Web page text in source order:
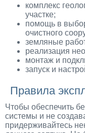
комплекс
участке;
помощь в
очистного
земляные
реализация
монтаж и
запуск и
Правила
Чтобы обеспечить
системы и не
придерживайтесь